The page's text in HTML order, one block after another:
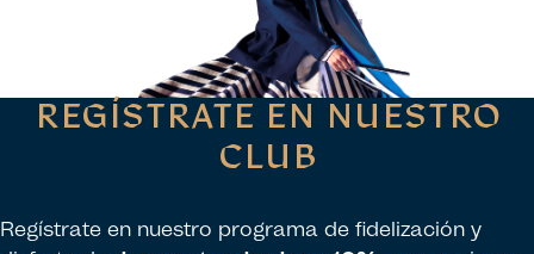
REGÍSTRATE EN NUESTRO
CLUB
Regístrate en nuestro programa de fidelización y